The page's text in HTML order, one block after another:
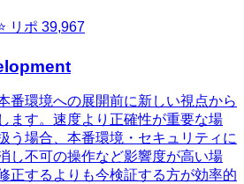
リポ 39,967
番環境への展開前に新しい視点から
ます。速度より正確性が重要な場
う場合、本番環境・セキュリティに
し不可の操作など影響度が高い場
正するよりも今検証する方が効率的